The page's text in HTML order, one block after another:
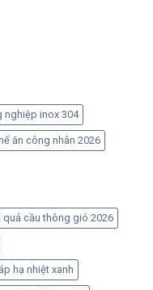
nghiệp inox 304
ăn công nhân 2026
quả cầu thông gió 2026
hạ nhiệt xanh